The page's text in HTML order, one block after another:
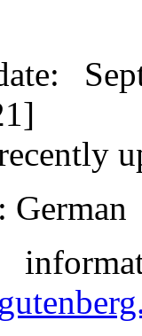
:
: German